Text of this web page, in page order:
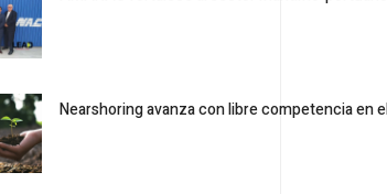
Nearshoring avanza con libre competencia en